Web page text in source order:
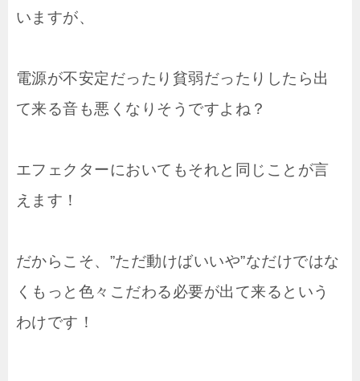
いますが、
電源が不安定だったり貧弱だったりしたら出
て来る音も悪くなりそうですよね？
エフェクターにおいてもそれと同じことが言
えます！
だからこそ、”ただ動けばいいや”なだけではな
くもっと色々こだわる必要が出て来るという
わけです！